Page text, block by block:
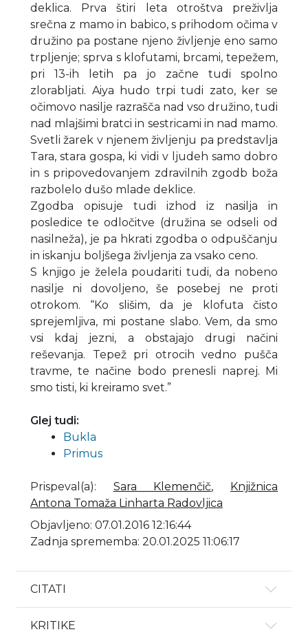
deklica. Prva štiri leta otroštva preživlja
srečna z mamo in babico, s prihodom očima v
družino pa postane njeno življenje eno samo
trpljenje; sprva s klofutami, brcami, tepežem,
pri 13-ih letih pa jo začne tudi spolno
zlorabljati. Aiya hudo trpi tudi zato, ker se
očimovo nasilje razrašča nad vso družino, tudi
nad mlajšimi bratci in sestricami in nad mamo.
Svetli žarek v njenem življenju pa predstavlja
Tara, stara gospa, ki vidi v ljudeh samo dobro
in s pripovedovanjem zdravilnih zgodb boža
razbolelo dušo mlade deklice.
Zgodba opisuje tudi izhod iz nasilja in
posledice te odločitve (družina se odseli od
nasilneža), je pa hkrati zgodba o odpuščanju
in iskanju boljšega življenja za vsako ceno.
S knjigo je želela poudariti tudi, da nobeno
nasilje ni dovoljeno, še posebej ne proti
otrokom. “Ko slišim, da je klofuta čisto
sprejemljiva, mi postane slabo. Vem, da smo
vsi kdaj jezni, a obstajajo drugi načini
reševanja. Tepež pri otrocih vedno pušča
travme, te načine bodo prenesli naprej. Mi
smo tisti, ki kreiramo svet.”
Glej tudi:
Bukla
Primus
Prispeval(a): Sara Klemenčič, Knjižnica
Antona Tomaža Linharta Radovljica
Objavljeno: 07.01.2016 12:16:44
Zadnja sprememba: 20.01.2025 11:06:17
CITATI
KRITIKE